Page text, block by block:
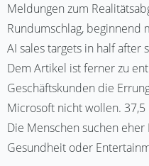
Meldungen zum
Rundumschlag,
AI sales targets in half after
Dem Artikel ist ferner zu
Geschäftskunden die
Microsoft nicht wollen.
Die Menschen suchen eher
Gesundheit oder